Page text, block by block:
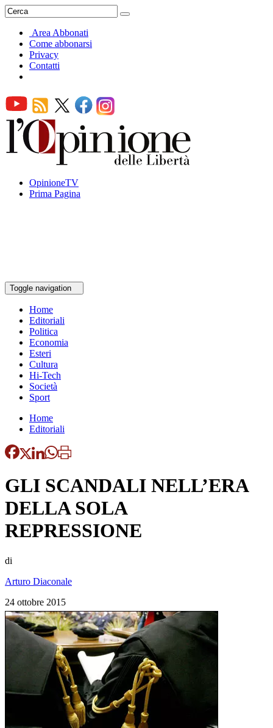
Area Abbonati
Come abbonarsi
Privacy
Contatti
OpinioneTV
Prima Pagina
Toggle navigation
Home
Editoriali
Politica
Economia
Esteri
Cultura
Hi-Tech
Società
Sport
Home
Editoriali
GLI SCANDALI NELL’ERA
DELLA SOLA
REPRESSIONE
di
Arturo Diaconale
24 ottobre 2015